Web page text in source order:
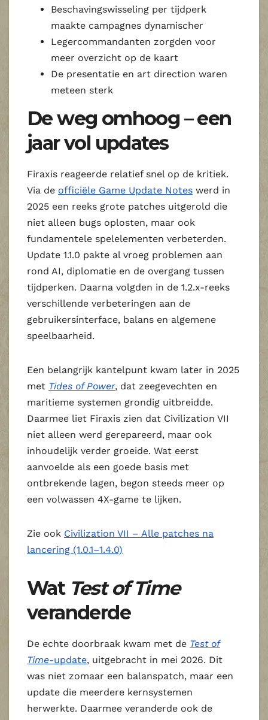
Beschavingswisseling per tijdperk
maakte campagnes dynamischer
Legercommandanten zorgden voor
meer overzicht op de kaart
De presentatie en art direction waren
meteen sterk
De weg omhoog – een
jaar vol updates
Firaxis reageerde relatief snel op de kritiek.
Via de officiële Game Update Notes werd in
2025 een reeks grote patches uitgerold die
niet alleen bugs oplosten, maar ook
fundamentele spelelementen verbeterden.
Update 1.1.0 pakte al vroeg problemen aan
rond AI, diplomatie en de overgang tussen
tijdperken. Daarna volgden in de 1.2.x-reeks
verschillende verbeteringen aan de
gebruikersinterface, balans en algemene
speelbaarheid.
Een belangrijk kantelpunt kwam later in 2025
met Tides of Power, dat zeegevechten en
maritieme systemen grondig uitbreidde.
Daarmee liet Firaxis zien dat Civilization VII
niet alleen werd gerepareerd, maar ook
inhoudelijk verder groeide. Wat eerst
aanvoelde als een goede basis met
ontbrekende lagen, begon steeds meer op
een volwassen 4X-game te lijken.
Zie ook Civilization VII – Alle patches na
lancering (1.0.1–1.4.0)
Wat Test of Time
veranderde
De echte doorbraak kwam met de Test of
Time-update, uitgebracht in mei 2026. Dit
was niet zomaar een balanspatch, maar een
update die meerdere kernsystemen
herwerkte. Daarmee veranderde ook de